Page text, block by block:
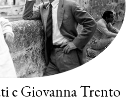
e Giovanna Trento